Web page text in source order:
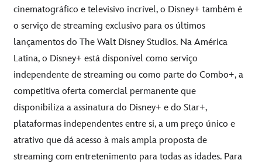
cinematográfico e televisivo incrível, o Disney+ também é
o serviço de streaming exclusivo para os últimos
lançamentos do The Walt Disney Studios. Na América
Latina, o Disney+ está disponível como serviço
independente de streaming ou como parte do Combo+, a
competitiva oferta comercial permanente que
disponibiliza a assinatura do Disney+ e do Star+,
plataformas independentes entre si, a um preço único e
atrativo que dá acesso à mais ampla proposta de
streaming com entretenimento para todas as idades. Para